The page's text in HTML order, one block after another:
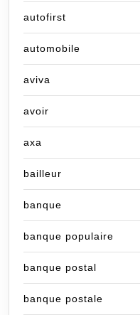
autofirst
automobile
aviva
avoir
axa
bailleur
banque
banque populaire
banque postal
banque postale